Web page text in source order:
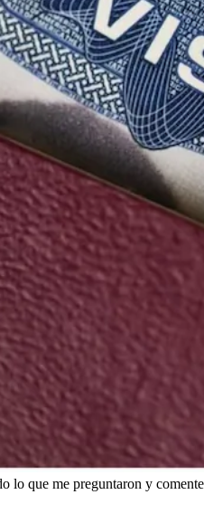
lo que me preguntaron y